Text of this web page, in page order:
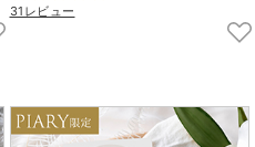
31レビュー